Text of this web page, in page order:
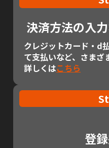
決済方法の入
クレジットカード・d
て支払いなど、さまざ
詳しくはこちら
登